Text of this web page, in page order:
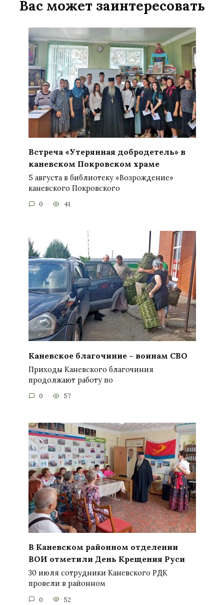
Вас может заинтересовать
Встреча «Утерянная добродетель» в
каневском Покровском храме
5 августа в библиотеку «Возрождение»
каневского Покровского
0 41
Каневское благочиние – воинам СВО
Приходы Каневского благочиния
продолжают работу по
0 57
В Каневском районном отделении
ВОИ отметили День Крещения Руси
30 июля сотрудники Каневского РДК
провели в районном
0 52